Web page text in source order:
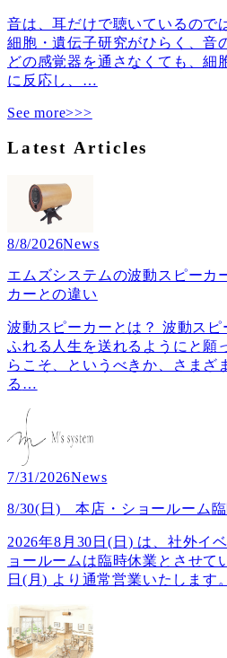
音は、耳だけで聴いているの
細胞・遺伝子研究がひらく、音
どの感覚器を通さなくても、細
に反応し、 …
See more>>>
Latest Articles
8/8/2026News
エムズシステムの波動スピーカ
カーとの違い
波動スピーカーとは？ 波動ス
ふれる人生を送れるようにと願
らこそ、というべきか、さまざ
る …
7/31/2026News
8/30(日) 本店・ショールーム
2026年8月30日(日) は、社外イ
ョールームは臨時休業とさせて
日(月) より通常営業いたします